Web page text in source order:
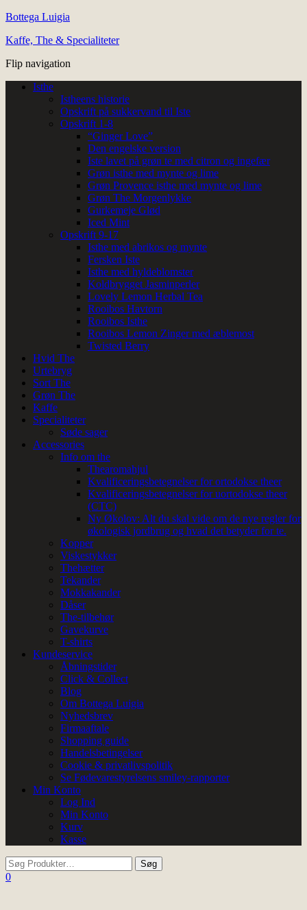
Bottega Luigia
Kaffe, The & Specialiteter
Flip navigation
Isthe
Istheens historie
Opskrift på sukkervand til Iste
Opskrift 1-8
“Ginger Love”
Den engelske version
Iste lavet på grøn te med citron og ingefær
Grøn isthe med mynte og lime
Grøn Provence isthe med mynte og lime
Grøn The Morgenlykke
Gurkemeje Glød
Iced Mint
Opskrift 9-17
Isthe med abrikos og mynte
Fersken Iste
Isthe med hyldeblomster
Koldbrygget Jasminperler
Lovely Lemon Herbal Tea
Rooibos Havtorn
Rooibos Isthe
Rooibos Lemon Zinger med æblemost
Twisted Berry
Hvid The
Urtebryg
Sort The
Grøn The
Kaffe
Specialiteter
Søde sager
Accessories
Info om the
Thearomahjul
Kvalificeringsbetegnelser for ortodokse theer
Kvalificeringsbetegnelser for uortodokse theer
(CTC)
Ny Økolov: Alt du skal vide om de nye regler for
økologisk jordbrug og hvad det betyder for te.
Kopper
Viskestykker
Thehætter
Tekander
Mokkakander
Dåser
The-tilbehør
Gavekurve
T-shirts
Kundeservice
Åbningstider
Click & Collect
Blog
Om Bottega Luigia
Nyhedsbrev
Firmaaftale
Shopping guide
Handelsbetingelser
Cookie & privatlivspolitik
Se Fødevarestyrelsens smiley-rapporter
Min Konto
Log Ind
Min Konto
Kurv
Kasse
0